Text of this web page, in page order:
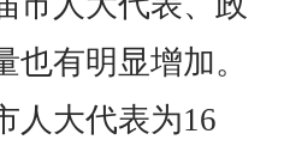
有明显增加。
人大代表为16